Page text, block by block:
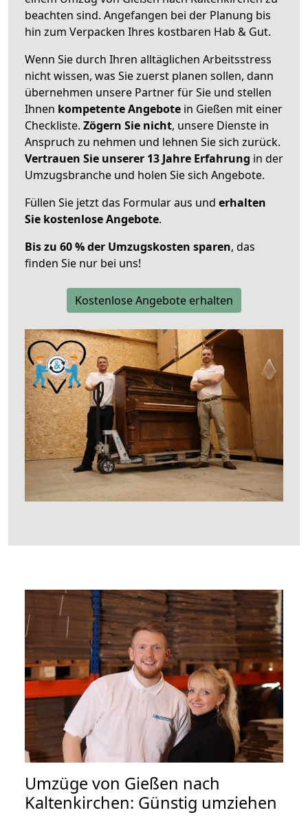
beachten sind. Angefangen bei der Planung bis
hin zum Verpacken Ihres kostbaren Hab & Gut.
Wenn Sie durch Ihren alltäglichen Arbeitsstress
nicht wissen, was Sie zuerst planen sollen, dann
übernehmen unsere Partner für Sie und stellen
Ihnen kompetente Angebote in Gießen mit einer
Checkliste. Zögern Sie nicht, unsere Dienste in
Anspruch zu nehmen und lehnen Sie sich zurück.
Vertrauen Sie unserer 13 Jahre Erfahrung in der
Umzugsbranche und holen Sie sich Angebote.
Füllen Sie jetzt das Formular aus und erhalten
Sie kostenlose Angebote.
Bis zu 60 % der Umzugskosten sparen, das
finden Sie nur bei uns!
Kostenlose Angebote erhalten
Umzüge von Gießen nach
Kaltenkirchen: Günstig umziehen